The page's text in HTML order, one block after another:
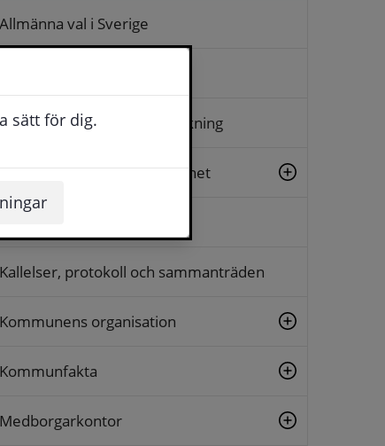
sätt för dig.
Allmänna val i Sverige
Arkiv, diarium och släktforskning
Beslut, insyn och rättssäkerhet
Kallelser, protokoll och sammanträden
Kommunens organisation
Kommunfakta
Medborgarkontor